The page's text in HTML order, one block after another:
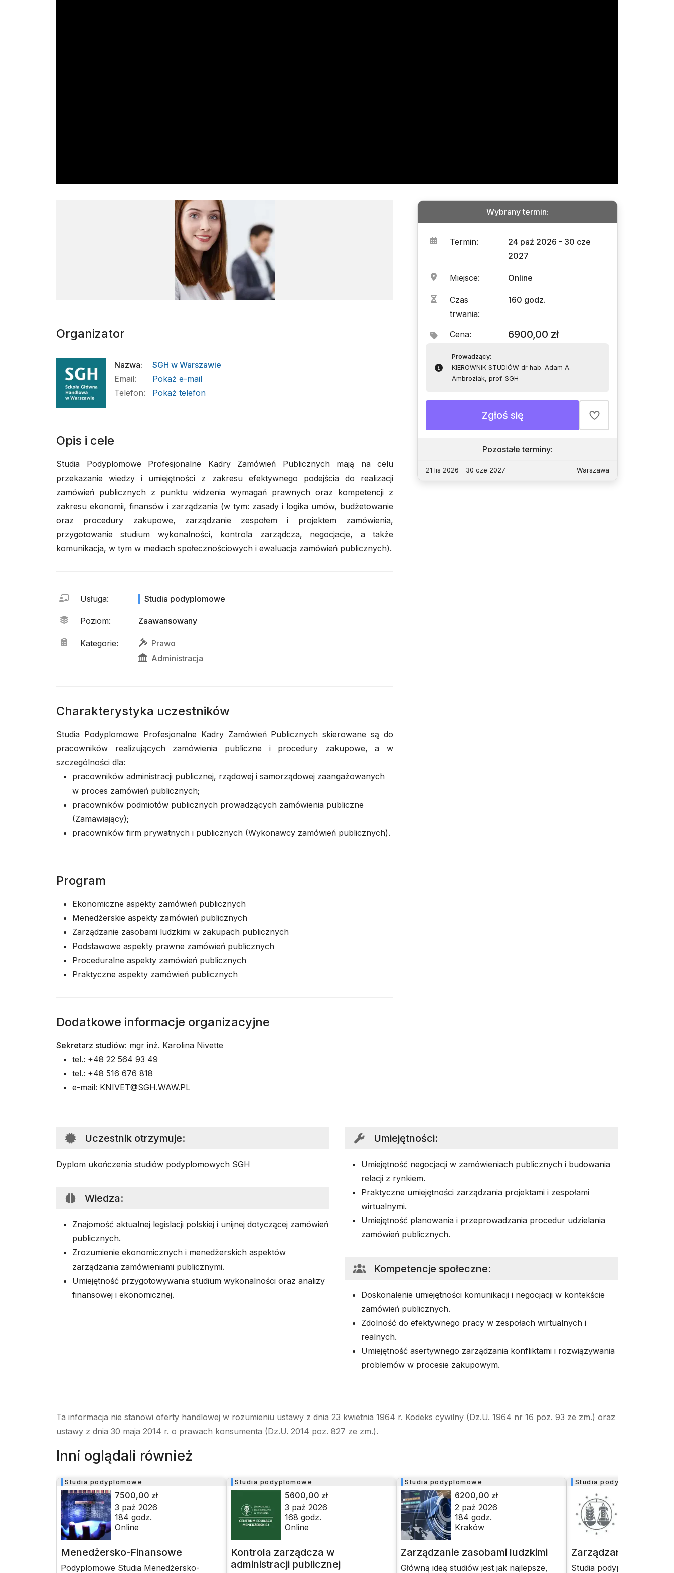
Wybrany termin:
Termin:
24 paź 2026 - 30 cze
2027
Miejsce: Online
Czas
trwania:
160 godz.
Cena: 6900,00 zł
Prowadzący:
KIEROWNIK STUDIÓW dr hab. Adam A.
Ambroziak, prof. SGH
Zgłoś się
Pozostałe terminy:
21 lis 2026 - 30 cze 2027 Warszawa
Organizator
Nazwa:
SGH w Warszawie
Email:
Pokaż e-mail
Telefon: Pokaż telefon
Opis i cele
Studia Podyplomowe Profesjonalne Kadry Zamówień Publicznych mają na celu
przekazanie wiedzy i umiejętności z zakresu efektywnego podejścia do realizacji
zamówień publicznych z punktu widzenia wymagań prawnych oraz kompetencji z
zakresu ekonomii, finansów i zarządzania (w tym: zasady i logika umów, budżetowanie
oraz procedury zakupowe, zarządzanie zespołem i projektem zamówienia,
przygotowanie studium wykonalności, kontrola zarządcza, negocjacje, a także
komunikacja, w tym w mediach społecznościowych i ewaluacja zamówień publicznych).
Usługa: Studia podyplomowe
Poziom: Zaawansowany
Kategorie:
Prawo
Administracja
Charakterystyka uczestników
Studia Podyplomowe Profesjonalne Kadry Zamówień Publicznych skierowane są do
pracowników realizujących zamówienia publiczne i procedury zakupowe, a w
szczególności dla:
pracowników administracji publicznej, rządowej i samorządowej zaangażowanych
w proces zamówień publicznych;
pracowników podmiotów publicznych prowadzących zamówienia publiczne
(Zamawiający);
pracowników firm prywatnych i publicznych (Wykonawcy zamówień publicznych).
Program
Ekonomiczne aspekty zamówień publicznych
Menedżerskie aspekty zamówień publicznych
Zarządzanie zasobami ludzkimi w zakupach publicznych
Podstawowe aspekty prawne zamówień publicznych
Proceduralne aspekty zamówień publicznych
Praktyczne aspekty zamówień publicznych
Dodatkowe informacje organizacyjne
Sekretarz studiów: mgr inż. Karolina Nivette
tel.: +48 22 564 93 49
tel.: +48 516 676 818
e-mail: KNIVET@SGH.WAW.PL
Uczestnik otrzymuje:
Dyplom ukończenia studiów podyplomowych SGH
Wiedza:
Znajomość aktualnej legislacji polskiej i unijnej dotyczącej zamówień
publicznych.
Zrozumienie ekonomicznych i menedżerskich aspektów
zarządzania zamówieniami publicznymi.
Umiejętność przygotowywania studium wykonalności oraz analizy
finansowej i ekonomicznej.
Umiejętności:
Umiejętność negocjacji w zamówieniach publicznych i budowania
relacji z rynkiem.
Praktyczne umiejętności zarządzania projektami i zespołami
wirtualnymi.
Umiejętność planowania i przeprowadzania procedur udzielania
zamówień publicznych.
Kompetencje społeczne:
Doskonalenie umiejętności komunikacji i negocjacji w kontekście
zamówień publicznych.
Zdolność do efektywnego pracy w zespołach wirtualnych i
realnych.
Umiejętność asertywnego zarządzania konfliktami i rozwiązywania
problemów w procesie zakupowym.
Ta informacja nie stanowi oferty handlowej w rozumieniu ustawy z dnia 23 kwietnia 1964 r. Kodeks cywilny (Dz.U. 1964 nr 16 poz. 93 ze zm.) oraz
ustawy z dnia 30 maja 2014 r. o prawach konsumenta (Dz.U. 2014 poz. 827 ze zm.).
Inni oglądali również
Studia podyplomowe
Menedżersko-Finansowe
7500,00 zł
3 paź 2026
184 godz.
Online
Podyplomowe Studia Menedżersko-
Studia podyplomowe
Kontrola zarządcza w
administracji publicznej
5600,00 zł
3 paź 2026
168 godz.
Online
Studia podyplomowe
Zarządzanie zasobami ludzkimi
6200,00 zł
2 paź 2026
184 godz.
Kraków
Główną ideą studiów jest jak najlepsze,
Studia podyplomowe
Zarządzanie
Studia podyplomowe z